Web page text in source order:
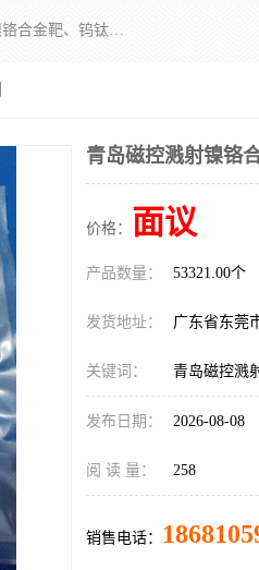
东莞市鼎伟新材料有限公司专业生产：镍钒合金靶、高纯铬靶、钛铝靶、铬铝靶、镍铬合金靶、钨钛合金靶材等；公司先后研发的蒸发材料、溅射靶材系列产品广泛应用到国内外众多知名电子、太阳能企业当中，以较高的性价比，成功发替代了国外进口产品，颇受用户好评。
青岛磁控溅射镍铬
价格： 面议
产品数量： 53321.00个
发货地址： 广东省东莞
关键词： 青岛磁控溅
发布日期： 2026-08-08
阅 读 量： 258
销售电话：